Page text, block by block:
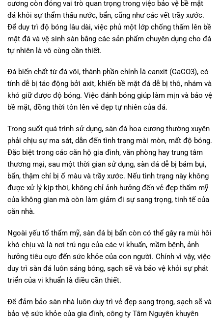
cương còn đóng vai trò quan trọng trong việc bảo vệ bề mặt
đá khỏi sự thẩm thấu nước, bẩn, cũng như các vết trầy xước.
Để duy trì độ bóng lâu dài, việc phủ một lớp chống thấm lên bề
mặt đá và vệ sinh sàn bằng các sản phẩm chuyên dụng cho đá
tự nhiên là vô cùng cần thiết.
Đá biến chất từ đá vôi, thành phần chính là canxit (CaCO3), có
tính dễ bị tác động bởi axit, khiến bề mặt đá dễ bị thô, nhám và
khó giữ được độ bóng. Việc đánh bóng giúp làm mịn và bảo vệ
bề mặt, đồng thời tôn lên vẻ đẹp tự nhiên của đá.
Trong suốt quá trình sử dụng, sàn đá hoa cương thường xuyên
phải chịu sự ma sát, dẫn đến tình trạng mài mòn, mất độ bóng.
Đặc biệt trong các căn hộ gia đình, văn phòng hay trung tâm
thương mại, sau một thời gian sử dụng, sàn đá dễ bị bám bụi,
bẩn, thậm chí bị ố màu và trầy xước. Nếu tình trạng này không
được xử lý kịp thời, không chỉ ảnh hưởng đến vẻ đẹp thẩm mỹ
của không gian mà còn làm giảm đi sự sang trọng, tinh tế của
căn nhà.
Ngoài yếu tố thẩm mỹ, sàn đá bị bẩn còn có thể gây ra mùi hôi
khó chịu và là nơi trú ngụ của các vi khuẩn, mầm bệnh, ảnh
hưởng tiêu cực đến sức khỏe của con người. Chính vì vậy, việc
duy trì sàn đá luôn sáng bóng, sạch sẽ và bảo vệ khỏi sự phát
triển của vi khuẩn là điều cần thiết.
Để đảm bảo sàn nhà luôn duy trì vẻ đẹp sang trọng, sạch sẽ và
bảo vệ sức khỏe của gia đình, công ty Tâm Nguyên khuyên